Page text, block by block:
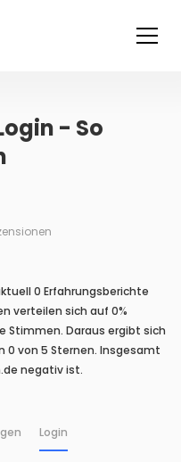
- So
0 Erfahrungsberichte
verteilen sich auf 0%
Stimmen. Daraus ergibt sich
0 von 5 Sternen. Insgesamt
negativ ist.
Login